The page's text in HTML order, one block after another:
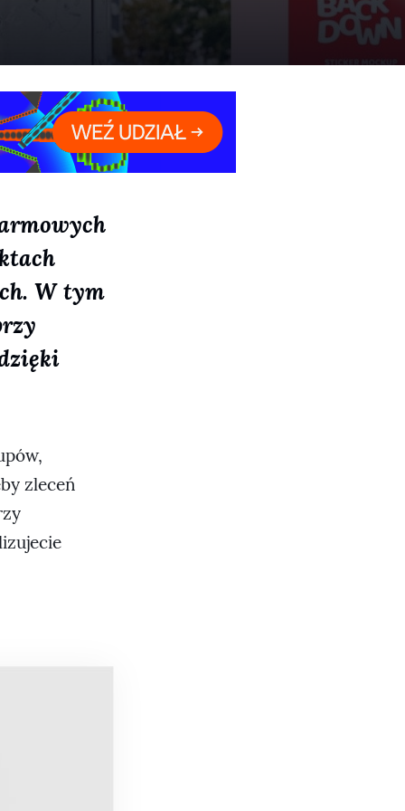
W tym
zleceń